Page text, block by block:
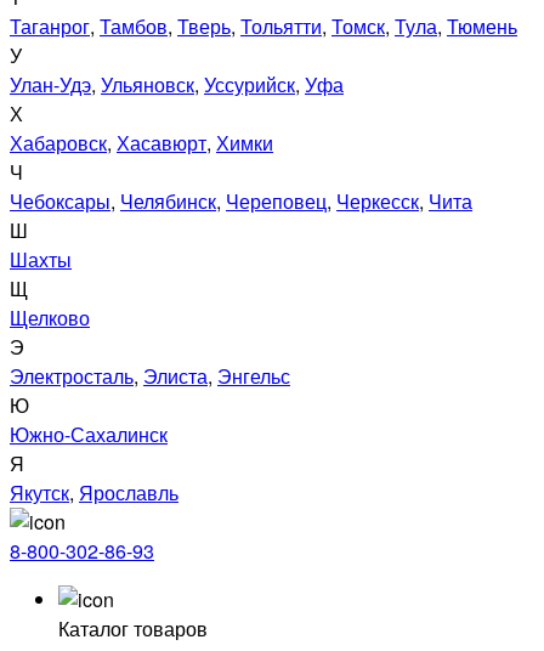
Таганрог, Тамбов, Тверь, Тольятти, Томск, Тула, Тюмень
У
Улан-Удэ, Ульяновск, Уссурийск, Уфа
Х
Хабаровск, Хасавюрт, Химки
Ч
Чебоксары, Челябинск, Череповец, Черкесск, Чита
Ш
Шахты
Щ
Щелково
Э
Электросталь, Элиста, Энгельс
Ю
Южно-Сахалинск
Я
Якутск, Ярославль
8-800-302-86-93
Каталог товаров